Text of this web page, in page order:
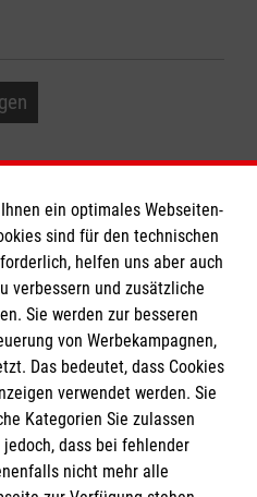
ein optimales Webseiten-
sind für den technischen
helfen uns aber auch
verbessern und zusätzliche
Sie werden zur besseren
von Werbekampagnen,
Das bedeutet, dass Cookies
verwendet werden. Sie
Kategorien Sie zulassen
dass bei fehlender
nicht mehr alle